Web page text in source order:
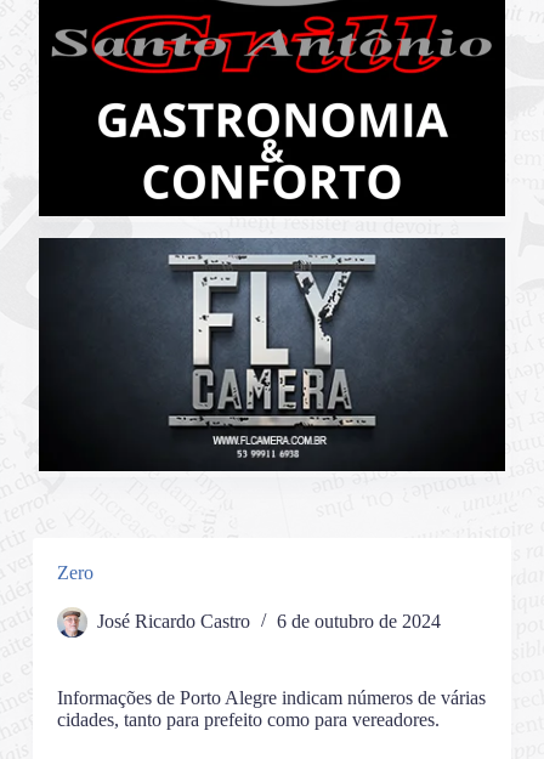
Zero
José Ricardo Castro 6 de outubro de 2024
Informações de Porto Alegre indicam números de várias
cidades, tanto para prefeito como para vereadores.